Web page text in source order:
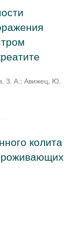
З. А.; Авижец, Ю.
колита